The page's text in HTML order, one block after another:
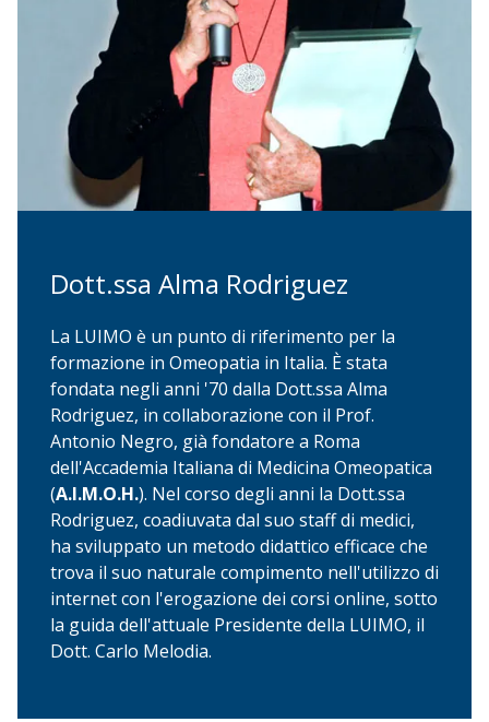
Dott.ssa Alma Rodriguez
La LUIMO è un punto di riferimento per la
formazione in Omeopatia in Italia. È stata
fondata negli anni '70 dalla Dott.ssa Alma
Rodriguez, in collaborazione con il Prof.
Antonio Negro, già fondatore a Roma
dell'Accademia Italiana di Medicina Omeopatica
(A.I.M.O.H.). Nel corso degli anni la Dott.ssa
Rodriguez, coadiuvata dal suo staff di medici,
ha sviluppato un metodo didattico efficace che
trova il suo naturale compimento nell'utilizzo di
internet con l'erogazione dei corsi online, sotto
la guida dell'attuale Presidente della LUIMO, il
Dott. Carlo Melodia.